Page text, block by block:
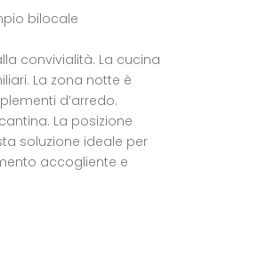
bilocale
convivialità. La cucina
La zona notte è
d’arredo.
La posizione
soluzione ideale per
accogliente e